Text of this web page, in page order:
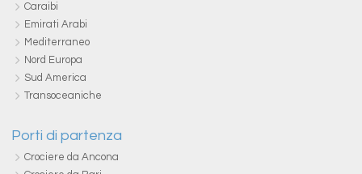
Caraibi
Emirati Arabi
Mediterraneo
Nord Europa
Sud America
Transoceaniche
Porti di partenza
Crociere da Ancona